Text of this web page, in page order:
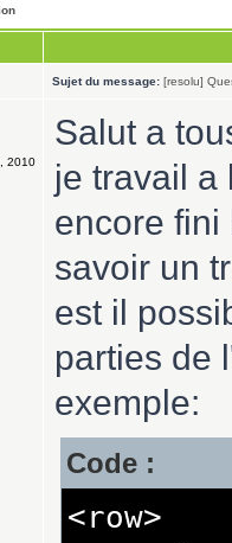
Sujet du message: [resolu]
2010
Salut a
je travail a
encore fini
savoir un
est il
parties de
exemple:
Code :
<row>